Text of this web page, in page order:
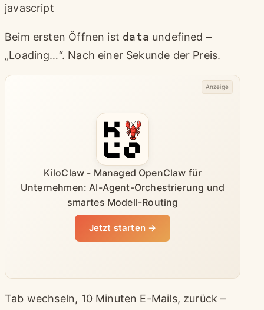
javascript
Beim ersten Öffnen ist data undefined –
„Loading…“. Nach einer Sekunde der Preis.
KiloClaw - Managed OpenClaw für
Unternehmen: AI-Agent-Orchestrierung und
smartes Modell-Routing
Jetzt starten →
Anzeige
Tab wechseln, 10 Minuten E-Mails, zurück –